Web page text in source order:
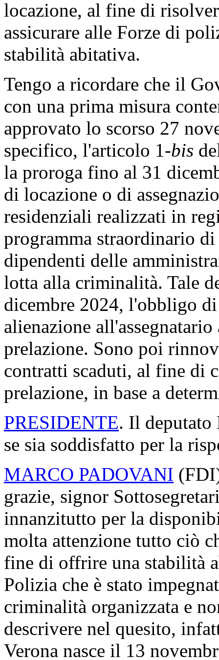
locazione, al fine di
assicurare alle Forze di
stabilità abitativa.
Tengo a ricordare che il
con una prima misura
approvato lo scorso 27
specifico, l'articolo 1-bis
la proroga fino al 31
di locazione o di
residenziali realizzati in
programma straordinario
dipendenti delle
lotta alla criminalità. Tale
dicembre 2024, l'obbligo
alienazione
prelazione. Sono poi
contratti scaduti, al fine di
prelazione, in base a
PRESIDENTE. Il deputato
se sia soddisfatto per la
MARCO PADOVANI (FDI
grazie, signor
innanzitutto per la
molta attenzione tutto ciò
fine di offrire una stabilità
Polizia che è stato
criminalità organizzata e
descrivere nel quesito,
Verona nasce il 13